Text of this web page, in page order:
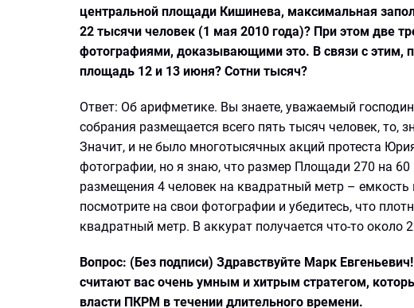
центральной площади Кишинева, максимальная
22 тысячи человек (1 мая 2010 года)? При этом две
фотографиями, доказывающими это. В связи с этим,
площадь 12 и 13 июня? Сотни тысяч?
Ответ: Об арифметике. Вы знаете, уважаемый
собрания размещается всего пять тысяч человек, то,
Значит, и не было многотысячных акций протеста
фотографии, но я знаю, что размер Площади 270 на
размещения 4 человек на квадратный метр – емкость
посмотрите на свои фотографии и убедитесь, что
квадратный метр. В аккурат получается что-то около
Вопрос: (Без подписи) Здравствуйте Марк
считают вас очень умным и хитрым стратегом,
власти ПКРМ в течении длительного времени.